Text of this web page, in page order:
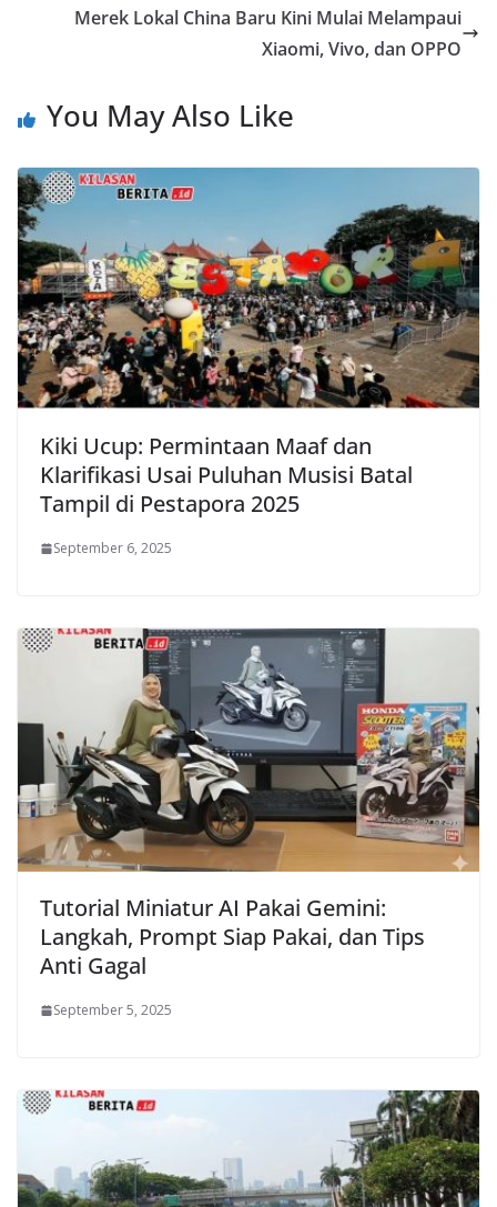
Merek Lokal China Baru Kini Mulai Melampaui
Xiaomi, Vivo, dan OPPO
You May Also Like
Kiki Ucup: Permintaan Maaf dan
Klarifikasi Usai Puluhan Musisi Batal
Tampil di Pestapora 2025
September 6, 2025
Tutorial Miniatur AI Pakai Gemini:
Langkah, Prompt Siap Pakai, dan Tips
Anti Gagal
September 5, 2025